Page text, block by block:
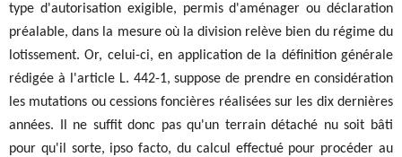
type d'autorisation exigible, permis d'aménager ou déclaration
préalable, dans la mesure où la division relève bien du régime du
lotissement. Or, celui-ci, en application de la définition générale
rédigée à l'article L. 442-1, suppose de prendre en considération
les mutations ou cessions foncières réalisées sur les dix dernières
années. Il ne suffit donc pas qu'un terrain détaché nu soit bâti
pour qu'il sorte, ipso facto, du calcul effectué pour procéder au